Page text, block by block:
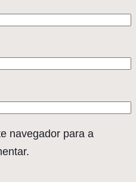
navegador para a